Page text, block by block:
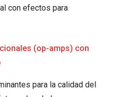
con efectos para
(op-amps) con
para la calidad del